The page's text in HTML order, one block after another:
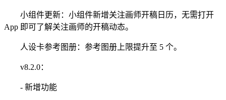
小组件更新：小组件新增关注画师开稿日历，无需打开
App 即可了解关注画师的开稿动态。
人设卡参考图册：参考图册上限提升至 5 个。
v8.2.0：
- 新增功能